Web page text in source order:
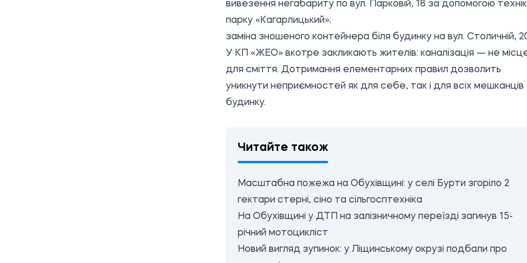
вивезення негабариту по вул. Парковій, 18 за допомогою
парку «Кагарлицький»;
заміна зношеного контейнера біля будинку на вул. Столичній,
У КП «ЖЕО» вкотре закликають жителів: каналізація — не
для сміття. Дотримання елементарних правил дозволить
уникнути неприємностей як для себе, так і для всіх мешканців
будинку.
Читайте також
Масштабна пожежа на Обухівщині: у селі Бурти згоріло 2
гектари стерні, сіно та сільгосптехніка
На Обухівщині у ДТП на залізничному переїзді загинув 15-
річний мотоцикліст
Новий вигляд зупинок: у Ліщинському окрузі подбали про